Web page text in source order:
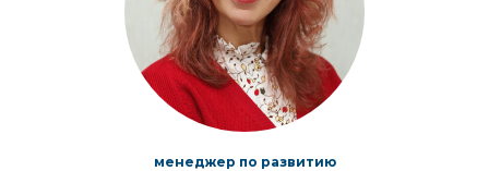
менеджер по развитию
ОТЗЫВЫ